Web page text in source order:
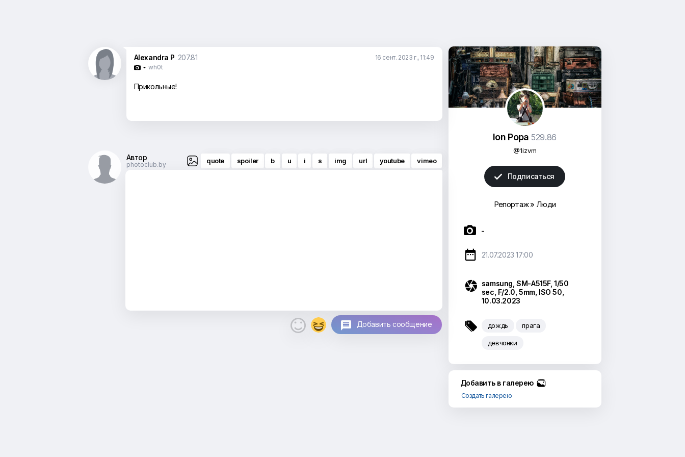
Alexandra P 207.81 16 сент. 2023 г., 11:49
 wh0t
Прикольные!
Автор
photoclub.by quote spoiler b u i s img url youtube vimeo
 Добавить сообщение
Ion Popa 529.86
@1izvm
 Подписаться
Репортаж» Люди
 -
 21.07.2023 17:00
 samsung, SM-A515F, 1/50
sec, F/2.0, 5mm, ISO 50,
10.03.2023
 дождь прага
девчонки
Добавить в галерею
Создать галерею